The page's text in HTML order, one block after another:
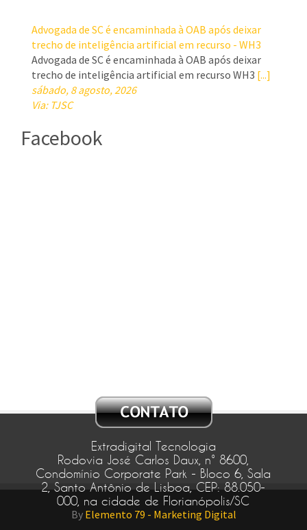
Advogada de SC é encaminhada à OAB após deixar
trecho de inteligência artificial em recurso - WH3
Advogada de SC é encaminhada à OAB após deixar
trecho de inteligência artificial em recurso WH3 [...]
sábado, 8 agosto, 2026
Via: TJSC
Facebook
Extradigital Tecnologia
Rodovia José Carlos Daux, n° 8600,
Condomínio Corporate Park - Bloco 6, Sala
2, Santo Antônio de Lisboa, CEP: 88.050-
000, na cidade de Florianópolis/SC
By Elemento 79 - Marketing Digital